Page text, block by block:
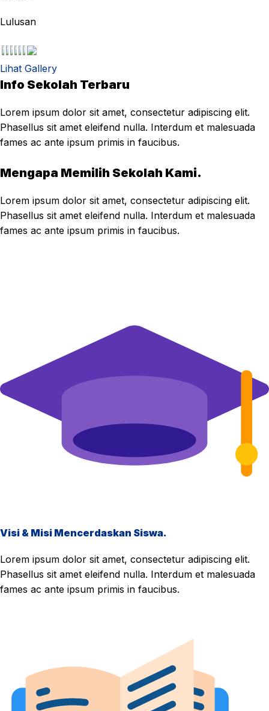
Lulusan
Lihat Gallery
Info Sekolah Terbaru
Lorem ipsum dolor sit amet, consectetur adipiscing elit.
Phasellus sit amet eleifend nulla. Interdum et malesuada
fames ac ante ipsum primis in faucibus.
Mengapa Memilih Sekolah Kami.
Lorem ipsum dolor sit amet, consectetur adipiscing elit.
Phasellus sit amet eleifend nulla. Interdum et malesuada
fames ac ante ipsum primis in faucibus.
Visi & Misi Mencerdaskan Siswa.
Lorem ipsum dolor sit amet, consectetur adipiscing elit.
Phasellus sit amet eleifend nulla. Interdum et malesuada
fames ac ante ipsum primis in faucibus.